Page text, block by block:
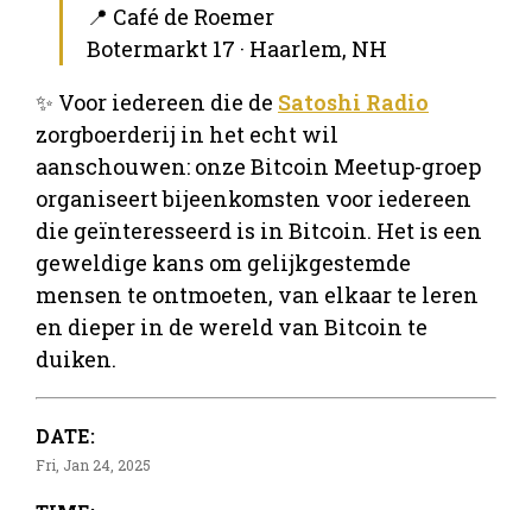
📍 Café de Roemer
Botermarkt 17 · Haarlem, NH
✨ Voor iedereen die de Satoshi Radio
zorgboerderij in het echt wil
aanschouwen: onze Bitcoin Meetup-groep
organiseert bijeenkomsten voor iedereen
die geïnteresseerd is in Bitcoin. Het is een
geweldige kans om gelijkgestemde
mensen te ontmoeten, van elkaar te leren
en dieper in de wereld van Bitcoin te
duiken.
DATE:
Fri, Jan 24, 2025